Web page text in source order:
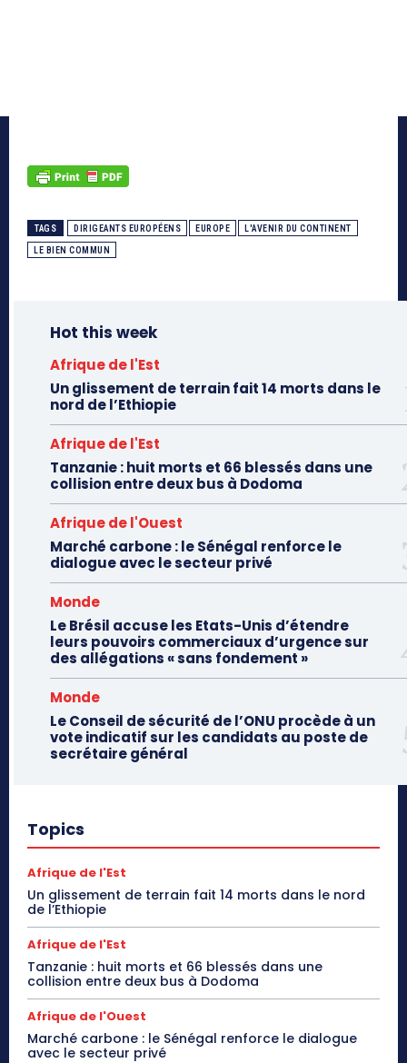
TAGS DIRIGEANTS EUROPÉENS EUROPE L'AVENIR DU CONTINENT
LE BIEN COMMUN
Hot this week
Afrique de l'Est
Un glissement de terrain fait 14 morts dans le
nord de l’Ethiopie
Afrique de l'Est
Tanzanie : huit morts et 66 blessés dans une
collision entre deux bus à Dodoma
Afrique de l'Ouest
Marché carbone : le Sénégal renforce le
dialogue avec le secteur privé
Monde
Le Brésil accuse les Etats-Unis d’étendre
leurs pouvoirs commerciaux d’urgence sur
des allégations « sans fondement »
Monde
Le Conseil de sécurité de l’ONU procède à un
vote indicatif sur les candidats au poste de
secrétaire général
Topics
Afrique de l'Est
Un glissement de terrain fait 14 morts dans le nord
de l’Ethiopie
Afrique de l'Est
Tanzanie : huit morts et 66 blessés dans une
collision entre deux bus à Dodoma
Afrique de l'Ouest
Marché carbone : le Sénégal renforce le dialogue
avec le secteur privé